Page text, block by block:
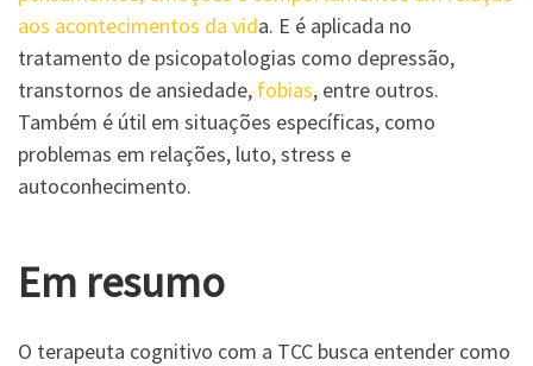
aos acontecimentos da vida. E é aplicada no
tratamento de psicopatologias como depressão,
transtornos de ansiedade, fobias, entre outros.
Também é útil em situações específicas, como
problemas em relações, luto, stress e
autoconhecimento.
Em resumo
O terapeuta cognitivo com a TCC busca entender como